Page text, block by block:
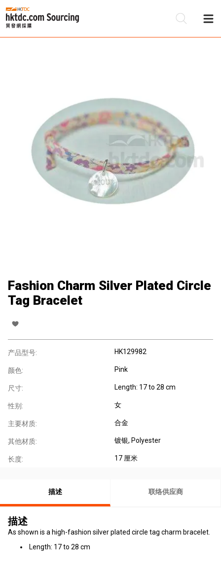
Fashion Charm Silver Plated Circle
Tag Bracelet
产品型号: HK129982
颜色: Pink
尺寸: Length: 17 to 28 cm
性别: 女
主要材质: 合金
其他材质: 镀银, Polyester
长度: 17 厘米
描述 联络供应商
描述
As shown is a high-fashion silver plated circle tag charm bracelet.
Length: 17 to 28 cm